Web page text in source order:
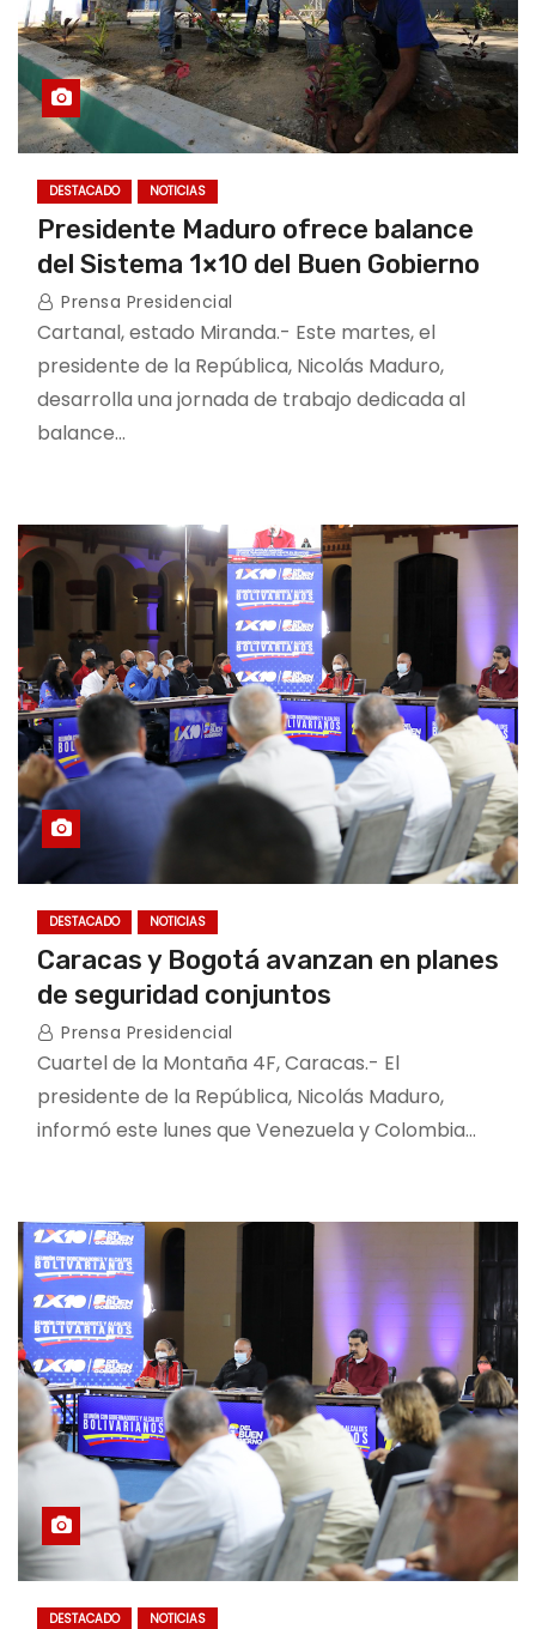
DESTACADO NOTICIAS
Presidente Maduro ofrece balance
del Sistema 1×10 del Buen Gobierno
Prensa Presidencial
Cartanal, estado Miranda.- Este martes, el
presidente de la República, Nicolás Maduro,
desarrolla una jornada de trabajo dedicada al
balance…
DESTACADO NOTICIAS
Caracas y Bogotá avanzan en planes
de seguridad conjuntos
Prensa Presidencial
Cuartel de la Montaña 4F, Caracas.- El
presidente de la República, Nicolás Maduro,
informó este lunes que Venezuela y Colombia…
DESTACADO NOTICIAS